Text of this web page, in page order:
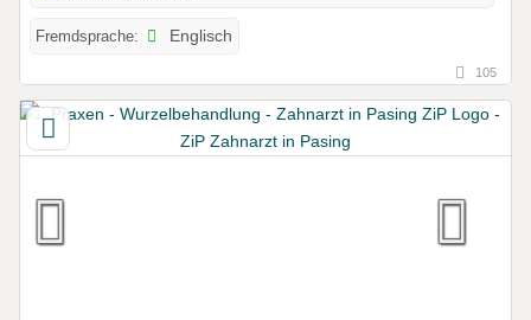
Fremdsprache: Englisch
105